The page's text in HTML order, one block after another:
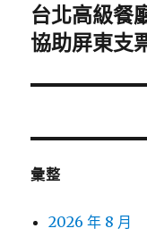
下
一
文
台北高級餐
協助屏東支
彙整
2026 年 8 月